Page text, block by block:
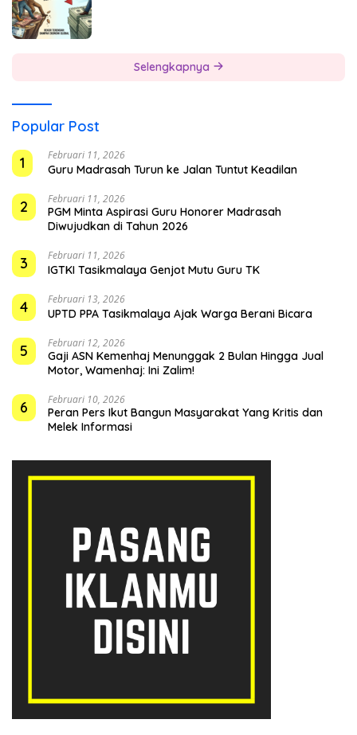
Selengkapnya
Popular Post
1
Februari 11, 2026
Guru Madrasah Turun ke Jalan Tuntut Keadilan
2 Februari 11, 2026
PGM Minta Aspirasi Guru Honorer Madrasah
Diwujudkan di Tahun 2026
3 Februari 11, 2026
IGTKI Tasikmalaya Genjot Mutu Guru TK
4 Februari 13, 2026
UPTD PPA Tasikmalaya Ajak Warga Berani Bicara
5 Februari 12, 2026
Gaji ASN Kemenhaj Menunggak 2 Bulan Hingga Jual
Motor, Wamenhaj: Ini Zalim!
6 Februari 10, 2026
Peran Pers Ikut Bangun Masyarakat Yang Kritis dan
Melek Informasi